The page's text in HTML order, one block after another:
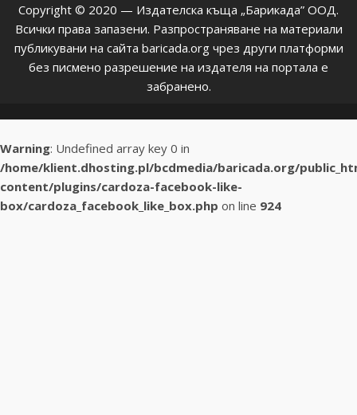
Copyright © 2020 — Издателска къща „Барикада” ООД.
Всички права запазени. Разпространяване на материали
публикувани на сайта baricada.org чрез други платформи
без писмено разрешение на издателя на портала е
забранено.
Warning: Undefined array key 0 in
/home/klient.dhosting.pl/bcdmedia/baricada.org/
content/plugins/cardoza-facebook-like-
box/cardoza_facebook_like_box.php on line 924